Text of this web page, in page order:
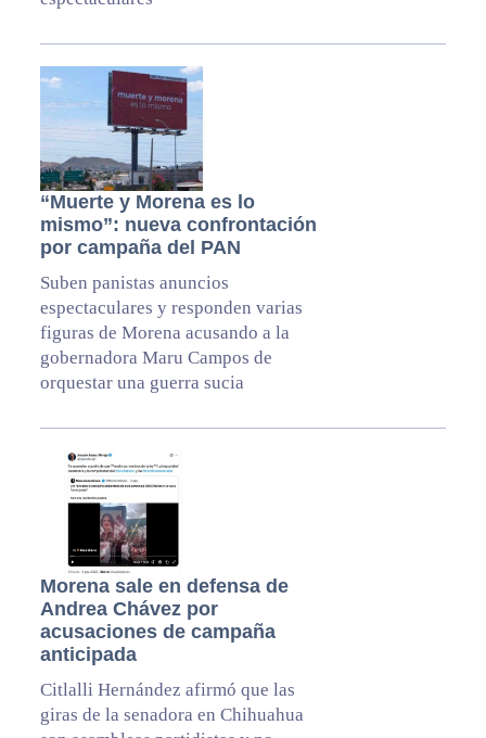
“Muerte y Morena es lo
mismo”: nueva confrontación
por campaña del PAN
Suben panistas anuncios
espectaculares y responden varias
figuras de Morena acusando a la
gobernadora Maru Campos de
orquestar una guerra sucia
Morena sale en defensa de
Andrea Chávez por
acusaciones de campaña
anticipada
Citlalli Hernández afirmó que las
giras de la senadora en Chihuahua